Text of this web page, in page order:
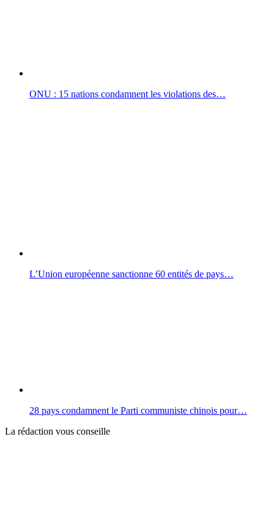
ONU : 15 nations condamnent les violations des…
L’Union européenne sanctionne 60 entités de pays…
28 pays condamnent le Parti communiste chinois pour…
La rédaction vous conseille